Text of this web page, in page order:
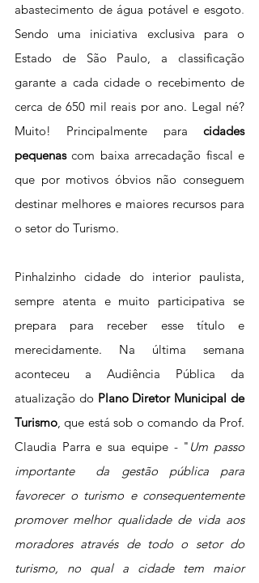
abastecimento de água potável e esgoto
Sendo uma iniciativa exclusiva para o
Estado de São Paulo, a classificação
garante a cada cidade o recebimento de
cerca de 650 mil reais por ano. Legal né?
Muito! Principalmente para cidades
pequenas com baixa arrecadação fiscal e
que por motivos óbvios não conseguem
destinar melhores e maiores recursos para
o setor do Turismo.
Pinhalzinho c
sempre atenta e muito participativa se
prepara para receber esse título e
merecidamente. Na última semana
aconteceu a Audiência Pública da
atualização do Plano Diretor Municipal de
Turismo , que está sob o comando da Prof.
Claudia Parra e sua equipe - " Um passo
importante
favorecer o turismo e consequentemente
promover melhor qualidade de vida aos
moradores através de todo o setor do
turismo, no qual a cidade tem maior